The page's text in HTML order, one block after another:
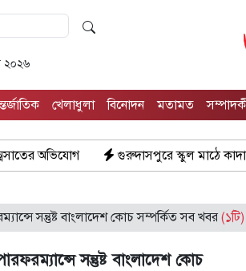
২০২৬
খেলাধুলা বিনোদন মতামত
অভিযোগ গুরুদাসপুরে স্কুল মাঠে কাদা-জল
সন্তুষ্ট বাংলাদেশ কোচ সম্পর্কিত সব খবর (১টি)
পারফরম্যান্সে সন্তুষ্ট বাংলাদেশ কোচ